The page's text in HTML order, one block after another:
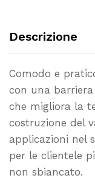
Descrizione
Comodo e
con una
che migliora la
costruzione del
applicazioni nel
per le clientele
non sbiancato.